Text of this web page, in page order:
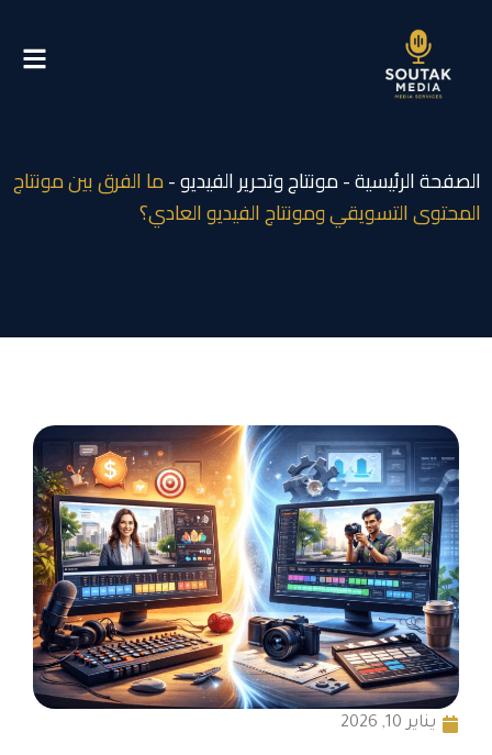
الرئيسية-مونتاج وتحرير الفيديو-ما الفرق بين مونتاج
التسويقي ومونتاج الفيديو العادي؟
يناير 10, 2026